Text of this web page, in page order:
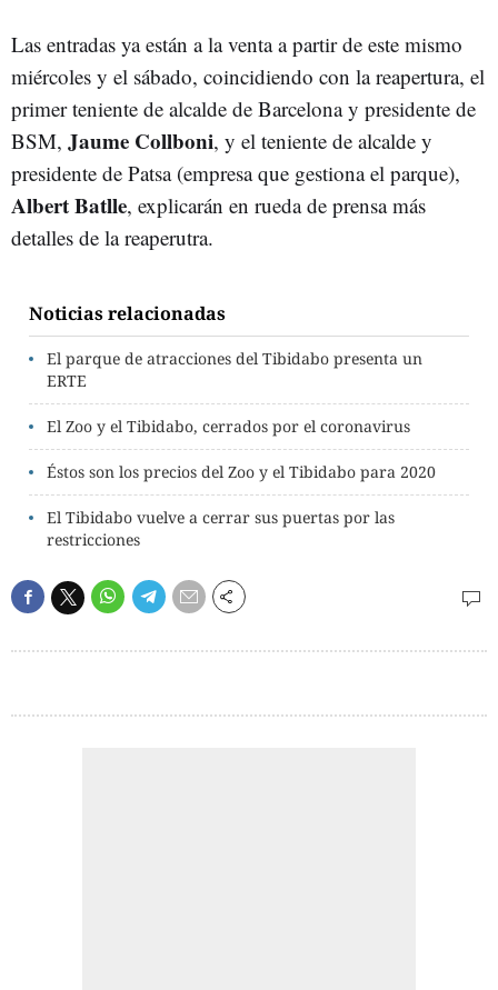
Las entradas ya están a la venta a partir de este mismo
miércoles y el sábado, coincidiendo con la reapertura, el
primer teniente de alcalde de Barcelona y presidente de
BSM, Jaume Collboni, y el teniente de alcalde y
presidente de Patsa (empresa que gestiona el parque),
Albert Batlle, explicarán en rueda de prensa más
detalles de la reaperutra.
Noticias relacionadas
El parque de atracciones del Tibidabo presenta un
ERTE
El Zoo y el Tibidabo, cerrados por el coronavirus
Éstos son los precios del Zoo y el Tibidabo para 2020
El Tibidabo vuelve a cerrar sus puertas por las
restricciones